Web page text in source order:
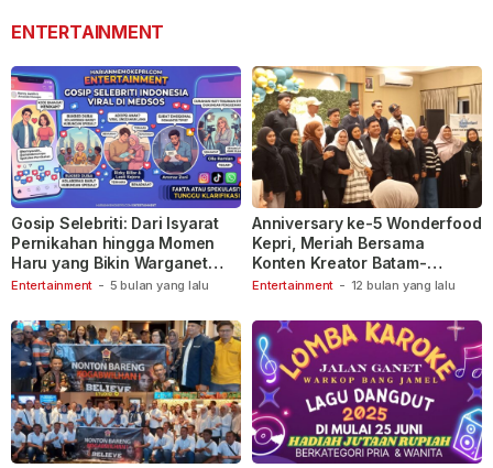
ENTERTAINMENT
Entertainment - 5 bulan yang lalu
Gosip Selebriti: Dari Isyarat
Pernikahan hingga Momen
Haru yang Bikin Warganet
Berspekulasi
Entertainment - 12 bulan yang lalu
Anniversary ke-5 Wonderfood
Kepri, Meriah Bersama
Konten Kreator Batam-
Tanjungpinang